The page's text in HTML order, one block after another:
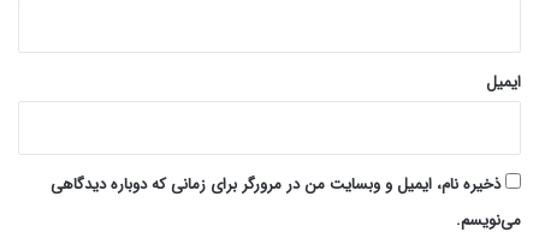
ایمیل
ذخیره نام، ایمیل و وبسایت من در مرورگر برای زمانی که دوباره دیدگاهی
می‌نویسم.